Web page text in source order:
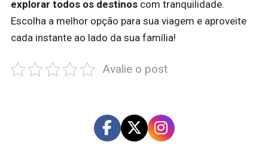
explorar todos os destinos com tranquilidade.
Escolha a melhor opção para sua viagem e aproveite
cada instante ao lado da sua família!
Avalie o post